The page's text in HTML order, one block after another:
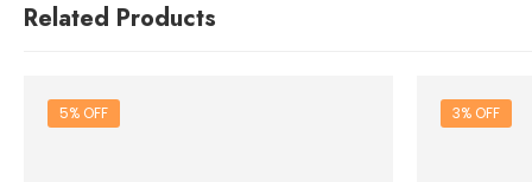
Related Products
5% OFF 3% OFF